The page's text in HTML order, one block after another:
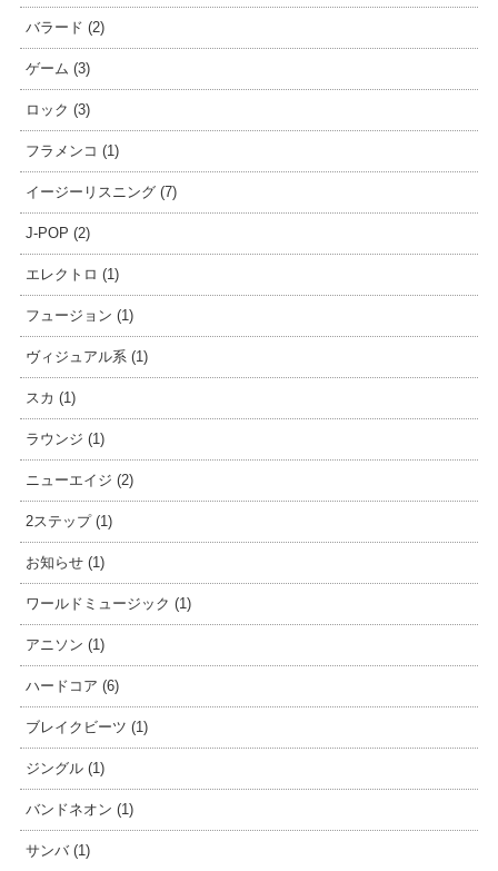
バラード (2)
ゲーム (3)
ロック (3)
フラメンコ (1)
イージーリスニング (7)
J-POP (2)
エレクトロ (1)
フュージョン (1)
ヴィジュアル系 (1)
スカ (1)
ラウンジ (1)
ニューエイジ (2)
2ステップ (1)
お知らせ (1)
ワールドミュージック (1)
アニソン (1)
ハードコア (6)
ブレイクビーツ (1)
ジングル (1)
バンドネオン (1)
サンバ (1)